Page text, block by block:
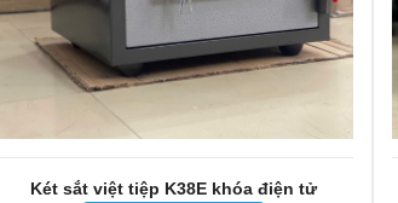
Két sắt việt tiệp K38E khóa điện tử